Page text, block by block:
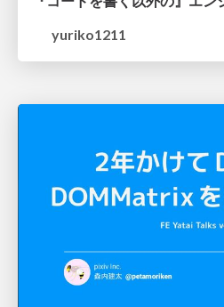
yuriko1211